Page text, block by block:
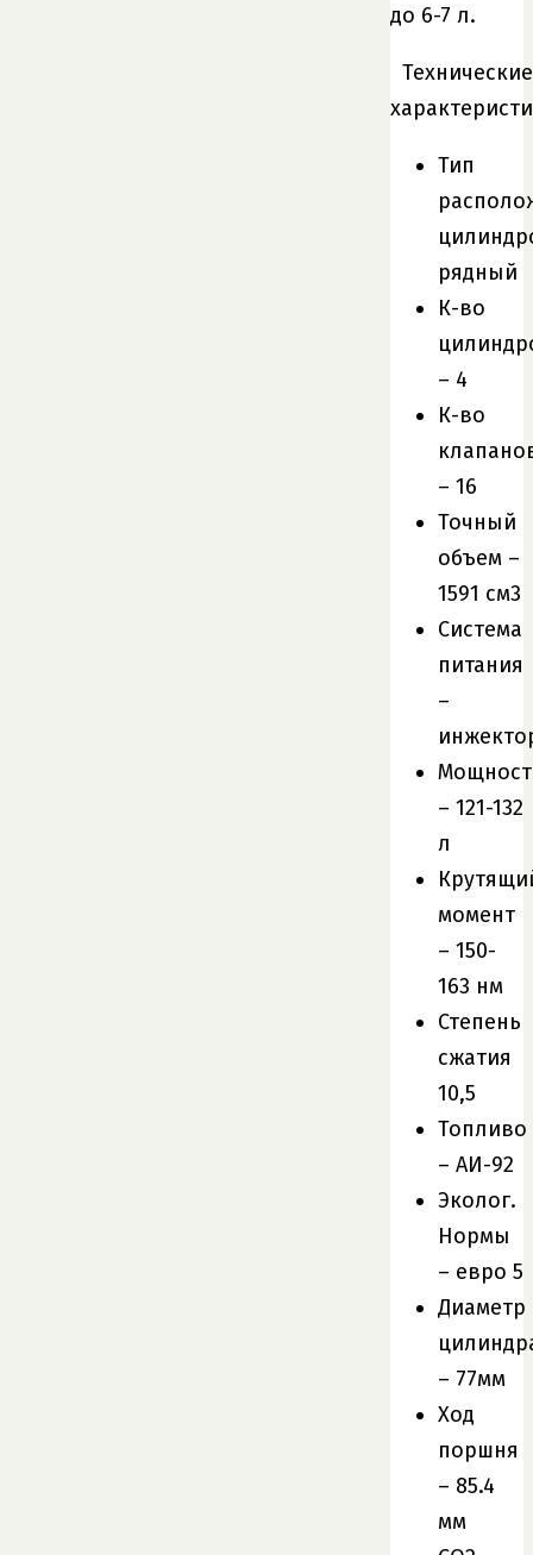
до 6-7 л.
Технические
Тип
рядный
К-во
– 4
К-во
– 16
Точный
объем –
1591 см3
Система
питания
–
– 121-132
л
момент
– 150-
163 нм
Степень
сжатия
10,5
Топливо
– АИ-92
Эколог.
Нормы
– евро 5
Диаметр
– 77мм
Ход
поршня
– 85.4
мм